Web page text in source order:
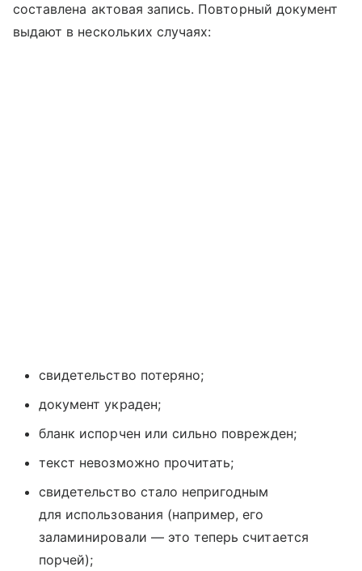
составлена актовая запись. Повторный документ
выдают в нескольких случаях:
свидетельство потеряно;
документ украден;
бланк испорчен или сильно поврежден;
текст невозможно прочитать;
свидетельство стало непригодным
для использования (например, его
заламинировали — это теперь считается
порчей);